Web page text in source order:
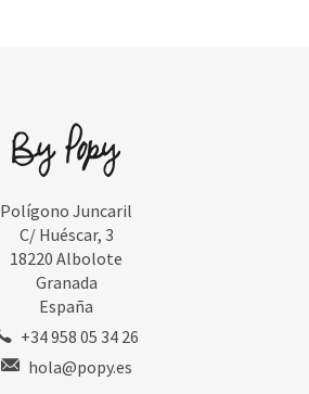
Polígono Juncaril
C/ Huéscar, 3
18220 Albolote
Granada
España
+34 958 05 34 26
hola@popy.es